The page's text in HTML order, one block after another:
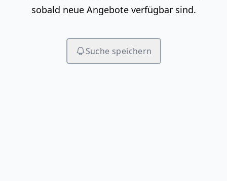
sobald neue Angebote verfügbar sind.
Suche speichern